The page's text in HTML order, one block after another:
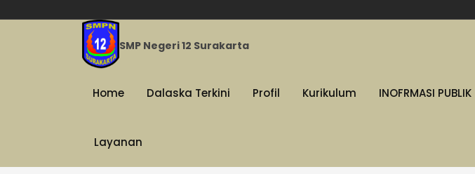
SMP Negeri 12 Surakarta
Home Dalaska Terkini Profil Kurikulum INOFRMASI PUBLIK
Layanan